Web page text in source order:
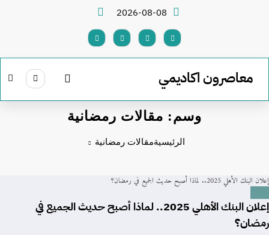
2026-08-08
معاصرون اكاديمي
وسم: مقالات رمضانية
الرئيسيةمقالات رمضانية
إعلان البنك الأهلي 2025.. لماذا أصبح حديث الجميع في رمضان؟
إعلان البنك الأهلي 2025.. لماذا أصبح حديث الجميع في
رمضان؟